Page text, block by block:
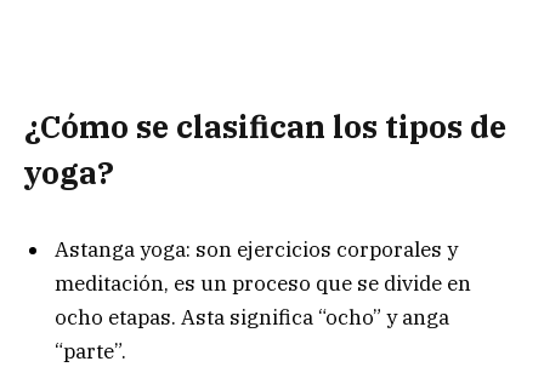
¿Cómo se clasifican los tipos de
yoga?
Astanga yoga: son ejercicios corporales y
meditación, es un proceso que se divide en
ocho etapas. Asta significa “ocho” y anga
“parte”.